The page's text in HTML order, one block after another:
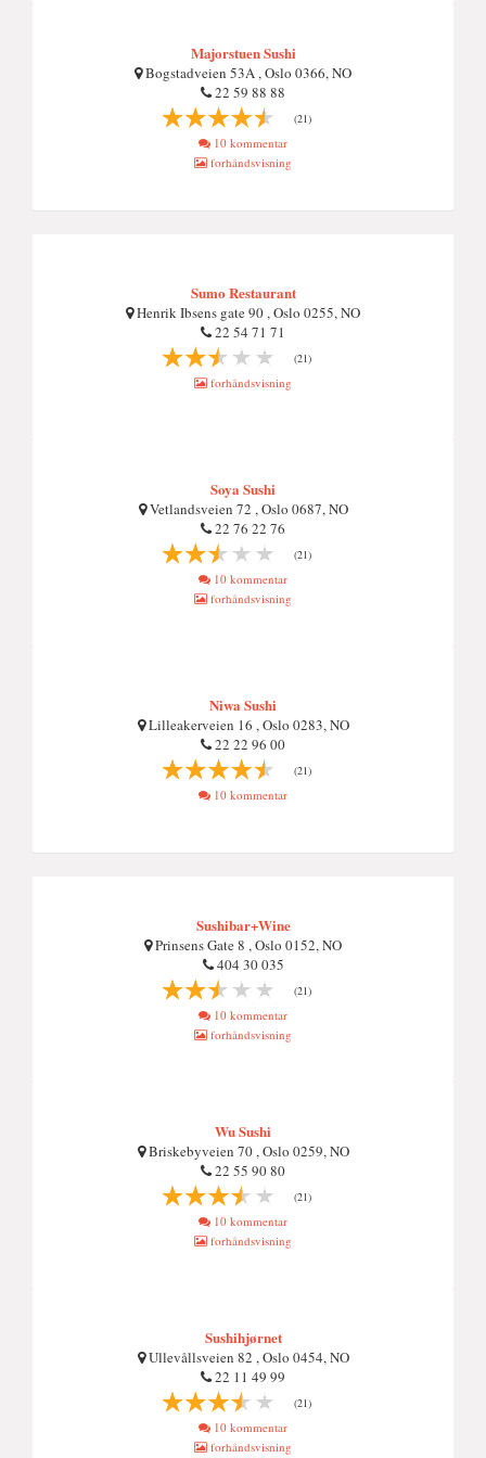
Majorstuen Sushi
Bogstadveien 53A , Oslo 0366, NO
22 59 88 88
(21)
10 kommentar
forhåndsvisning
Sumo Restaurant
Henrik Ibsens gate 90 , Oslo 0255, NO
22 54 71 71
(21)
forhåndsvisning
Soya Sushi
Vetlandsveien 72 , Oslo 0687, NO
22 76 22 76
(21)
10 kommentar
forhåndsvisning
Niwa Sushi
Lilleakerveien 16 , Oslo 0283, NO
22 22 96 00
(21)
10 kommentar
Sushibar+Wine
Prinsens Gate 8 , Oslo 0152, NO
404 30 035
(21)
10 kommentar
forhåndsvisning
Wu Sushi
Briskebyveien 70 , Oslo 0259, NO
22 55 90 80
(21)
10 kommentar
forhåndsvisning
Sushihjørnet
Ullevållsveien 82 , Oslo 0454, NO
22 11 49 99
(21)
10 kommentar
forhåndsvisning